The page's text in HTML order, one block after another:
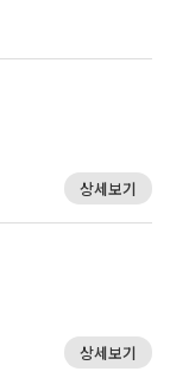
상세보기
상세보기